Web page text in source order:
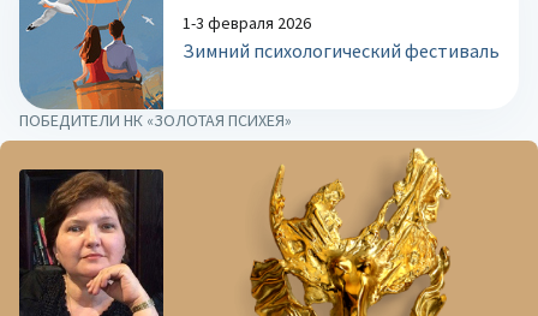
1-3 февраля 2026
Зимний психологический фестиваль
ПОБЕДИТЕЛИ НК «ЗОЛОТАЯ ПСИХЕЯ»